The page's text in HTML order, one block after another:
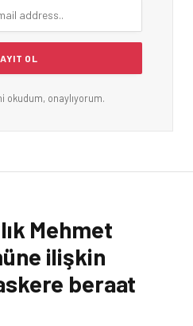
okudum, onaylıyorum.
Mehmet
ilişkin
beraat